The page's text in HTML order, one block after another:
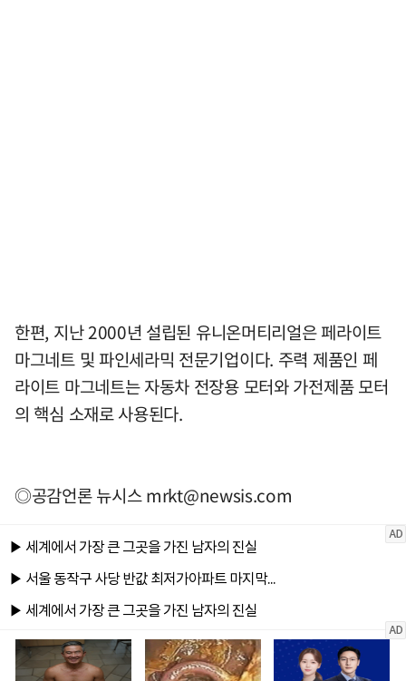
한편, 지난 2000년 설립된 유니온머티리얼은 페라이트
마그네트 및 파인세라믹 전문기업이다. 주력 제품인 페
라이트 마그네트는 자동차 전장용 모터와 가전제품 모터
의 핵심 소재로 사용된다.
◎공감언론 뉴시스mrkt@newsis.com